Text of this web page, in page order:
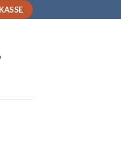
KASSE